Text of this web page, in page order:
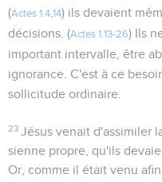
(Actes 1.4 14) ils devaient
décisions. (Actes 1.13-26) Ils
important intervalle, être
ignorance. C'est à ce
sollicitude ordinaire.
23 Jésus venait d'assimiler
sienne propre, qu'ils
Or, comme il était venu